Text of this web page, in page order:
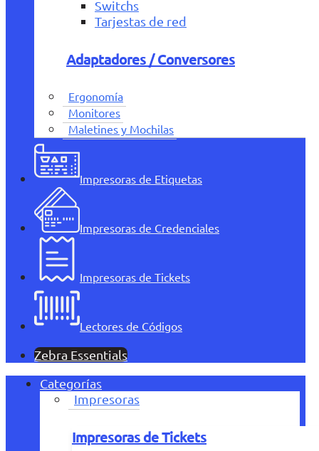
Switchs
Tarjestas de red
Adaptadores / Conversores
Ergonomía
Monitores
Maletines y Mochilas
Impresoras de Etiquetas
Impresoras de Credenciales
Impresoras de Tickets
Lectores de Códigos
Zebra Essentials
Categorías
Impresoras
Impresoras de Tickets